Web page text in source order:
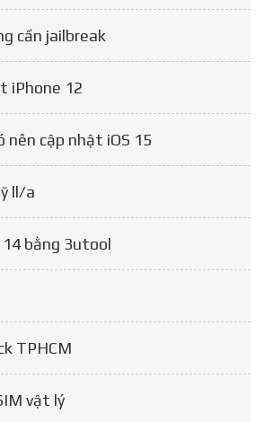
cần jailbreak
iPhone 12
nên cập nhật iOS 15
ll/a
14 bằng 3utool
TPHCM
vật lý